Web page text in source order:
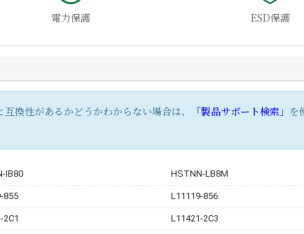
電力保護 ESD保護
換性があるかどうかわからない場合は、 「製品サポート検索」 を
IB80 HSTNN-LB8M
855 L11119-856
2C1 L11421-2C3